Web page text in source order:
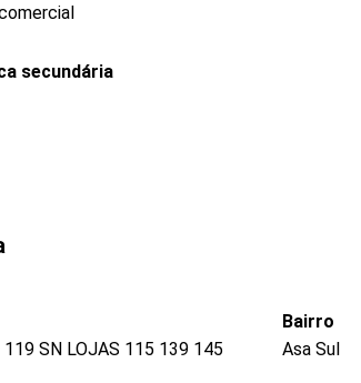
secundária
119 SN LOJAS 115 139 145
Bairro
Asa Sul